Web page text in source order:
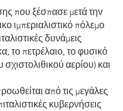
που ξέσπασε μετά την
ιμπεριαλιστικό πόλεμο
δυνάμεις
το πετρέλαιο, το φυσικό
αερίου) και
από τις μεγάλες
κυβερνήσεις